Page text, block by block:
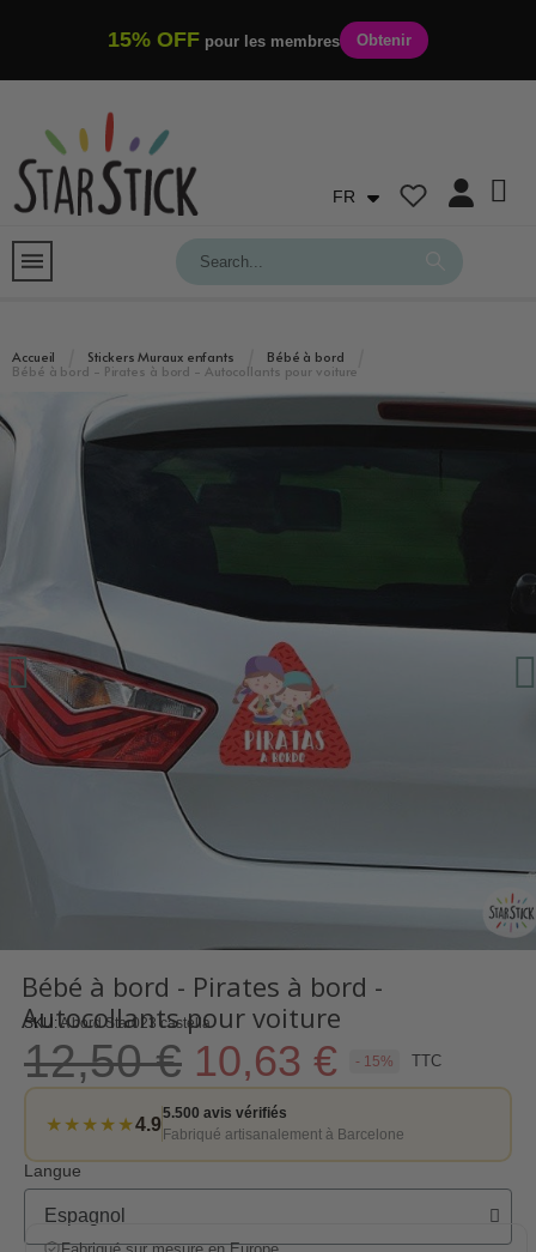
15% OFF pour les membres Obtenir
FR
Accueil Stickers Muraux enfants
Bébé à bord
Bébé à bord - Pirates à bord - Autocollants pour voiture
Bébé à bord - Pirates à bord -
Autocollants pour voiture
SKU A bord Star023 castella
12,50 € 10,63 € - 15% TTC
★★★★★4.9
5.500 avis vérifiés
Fabriqué artisanalement à Barcelone
Langue